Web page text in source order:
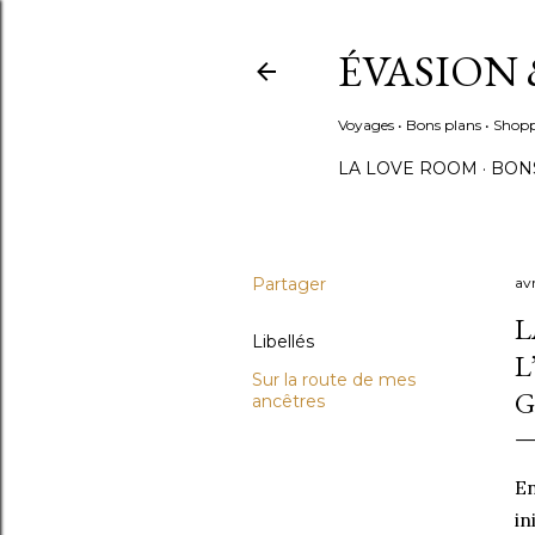
ÉVASION
Voyages • Bons plans •
LA LOVE ROOM
Partager
Libellés
Sur la route de mes
ancêtres